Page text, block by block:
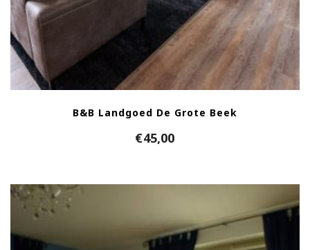
B&B Landgoed De Grote Beek
€45,00